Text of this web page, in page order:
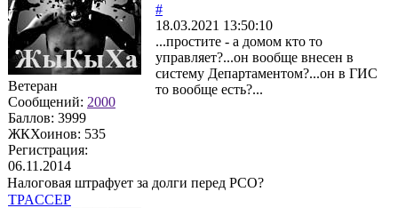
Ветеран
Сообщений: 2000
Баллов: 3999
ЖКХоинов: 535
Регистрация:
06.11.2014
#
18.03.2021 13:50:10
...простите - а домом кто то
управляет?...он вообще внесен в
систему Департаментом?...он в ГИС
то вообще есть?...
Налоговая штрафует за долги перед РСО?
TPACCEP